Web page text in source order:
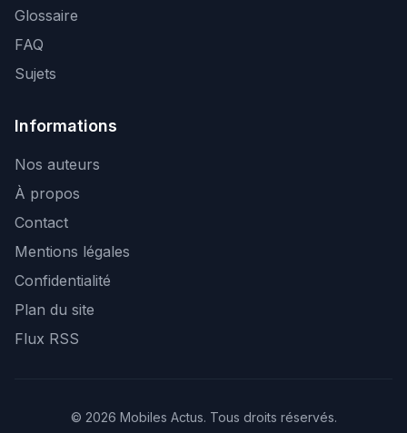
Glossaire
FAQ
Sujets
Informations
Nos auteurs
À propos
Contact
Mentions légales
Confidentialité
Plan du site
Flux RSS
© 2026 Mobiles Actus. Tous droits réservés.